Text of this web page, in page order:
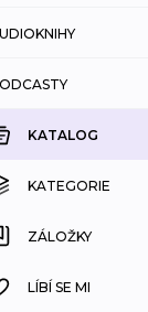
KATALOG
KOUPENÉ
KATEGORIE
ZÁLOŽKY
HISTORIE
KATALOG
KATEGORIE
ZÁLOŽKY
LÍBÍ SE MI